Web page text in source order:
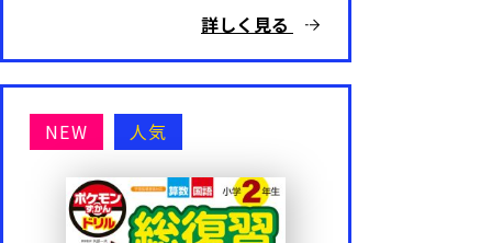
詳しく見る
NEW 人気